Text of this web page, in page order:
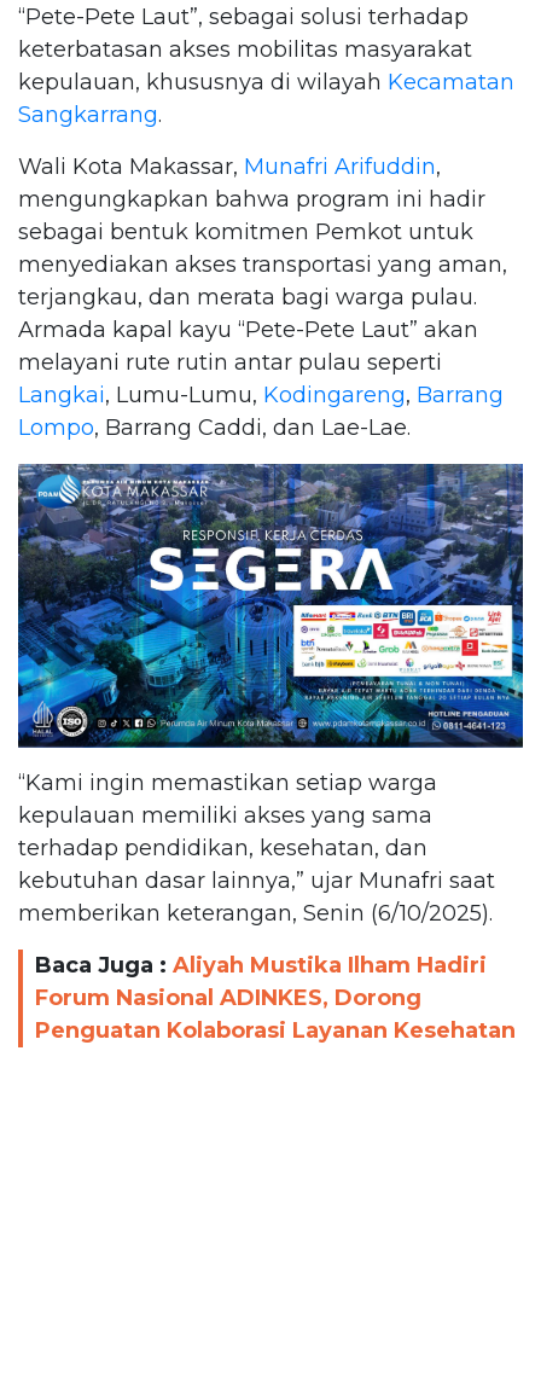
“Pete-Pete Laut”, sebagai solusi terhadap
keterbatasan akses mobilitas masyarakat
kepulauan, khususnya di wilayah Kecamatan
Sangkarrang.
Wali Kota Makassar, Munafri Arifuddin,
mengungkapkan bahwa program ini hadir
sebagai bentuk komitmen Pemkot untuk
menyediakan akses transportasi yang aman,
terjangkau, dan merata bagi warga pulau.
Armada kapal kayu “Pete-Pete Laut” akan
melayani rute rutin antar pulau seperti
Langkai, Lumu-Lumu, Kodingareng, Barrang
Lompo, Barrang Caddi, dan Lae-Lae.
“Kami ingin memastikan setiap warga
kepulauan memiliki akses yang sama
terhadap pendidikan, kesehatan, dan
kebutuhan dasar lainnya,” ujar Munafri saat
memberikan keterangan, Senin (6/10/2025).
Baca Juga : Aliyah Mustika Ilham Hadiri
Forum Nasional ADINKES, Dorong
Penguatan Kolaborasi Layanan Kesehatan